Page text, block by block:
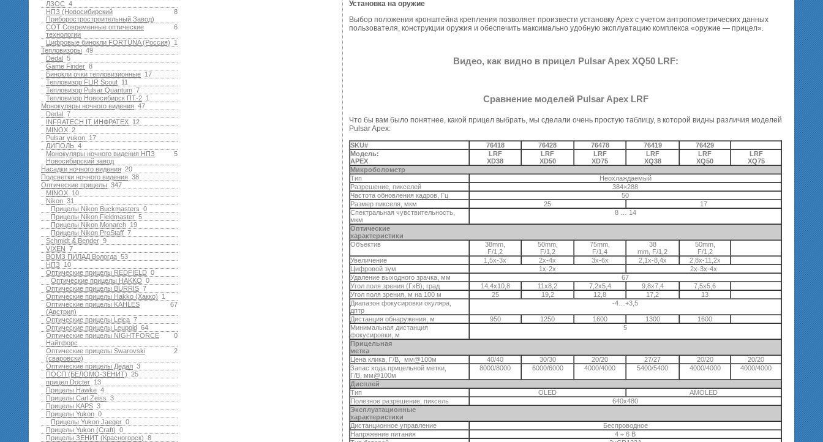
4
ЛЗОС
8
НПЗ (Новосибирский
Приборостростроительный Завод)
6
СОТ Современные оптические
технологии
1
Цифровые бинокли FORTUNA (Россия)
49
Тепловизоры
5
Dedal
8
Game Finder
17
Бинокли очки тепловизионные
11
Тепловизор FLIR Scout
7
Тепловизор Pulsar Quantum
1
Тепловизор Новосибирск ПТ-2
47
Монокуляры ночного видения
7
Dedal
12
INFRATECH IT ИНФРАТЕХ
2
MINOX
17
Pulsar yukon
4
ДИПОЛЬ
5
Монокуляры ночного видения НПЗ
Новосибирский завод
20
Насадки ночного видения
38
Подсветки ночного видения
347
Оптические прицелы
10
MINOX
31
Nikon
0
Прицелы Nikon Buckmasters
5
Прицелы Nikon Fieldmaster
19
Прицелы Nikon Monarch
7
Прицелы Nikon ProStaff
9
Schmidt & Bender
7
VIXEN
53
ВОМЗ ПИЛАД Вологда
10
НПЗ
0
Оптические прицелы REDFIELD
0
Оптические прицелы HAKKO
7
Оптические прицелы BURRIS
1
Оптические прицелы Hakko (Хакко)
67
Оптические прицелы KAHLES
(Австрия)
7
Оптические прицелы Leica
64
Оптические прицелы Leupold
0
Оптические прицелы NIGHTFORCE
Найтфорс
2
Оптические прицелы Swarovski
(сваровски)
3
Оптические прицелы Дедал
25
ПОСП (БЕЛОМО-ЗЕНИТ)
13
прицел Docter
4
Прицелы Hawke
3
Прицелы Carl Zeiss
3
Прицелы KAPS
0
Прицелы Yukon
0
Прицелы Yukon Jaeger
0
Прицелы Yukon (Craft)
8
Прицелы ЗЕНИТ (Красногорск)
Установка на оружие
Выбор положения кронштейна крепления позволяет произвести установку Apex с учетом антропометрических данных
пользователя, конструкции оружия и обеспечить максимально удобную эксплуатацию комплекса «оружие — прицел».
Видео, как видно в прицел Pulsar Apex XQ50 LRF:
Сравнение моделей Pulsar Apex LRF
Что бы вам было понятнее, какой прицел выбрать, мы сделали очень простую таблицу, в которой видны различия моделей
Pulsar Apex:
SKU# 76418 76428 76478 76419
76429
Модель:
APEX
LRF
XD38
LRF
XD50
LRF
XD75
LRF
XQ38
LRF
XQ50
LRF
XQ75
Микроболометр
Тип
Неохлаждаемый
Разрешение, пикселей
384×288
Частота обновления кадров, Гц
50
Размер пикселя, мкм
25
17
Спектральная чувствительность,
мкм
8 … 14
Оптические
характеристики
Объектив
38mm,
F/1,2
50mm,
F/1,2
75mm,
F/1,4
38
mm, F/1,2
50mm,
F/1,2
Увеличение
1,5x-3x 2x-4x 3x-6x 2,1x-8,4x
2,8x-11,2x
Цифровой зум
1x-2x
2x-3x-4x
Удаление выходного зрачка, мм
67
Угол поля зрения (ГxВ), град
14,4х10,8 11х8,2 7,2х5,4 9,8х7,4
7,5х5,6
Угол поля зрения, м на 100 м
25 19,2 12,8 17,2
13
Диапазон фокусировки окуляра,
дптр
-4…+3,5
Дистанция обнаружения, м 950 1250 1600 1300
1600
Минимальная дистанция
фокусировки, м
5
Прицельная
метка
Цена клика, Г/В, мм@100м
40/40 30/30 20/20 27/27 20/20
20/20
Запас хода прицельной метки,
Г/В, мм@100м
8000/8000 6000/6000 4000/4000 5400/5400 4000/4000 4000/4000
Дисплей
Тип
OLED
AMOLED
Полезное разрешение, пиксель
640х480
Эксплуатационные
характеристики
Дистанционное управление
Беспроводное
Напряжение питания
4 ÷ 6 В